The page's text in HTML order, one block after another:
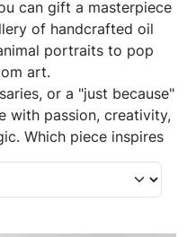
can gift a masterpiece
of handcrafted oil
portraits to pop
art.
or a "just because"
with passion, creativity,
Which piece inspires